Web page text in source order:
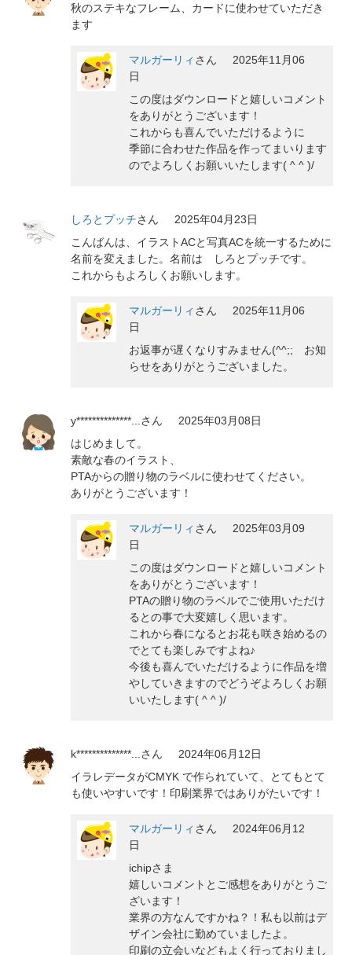
秋のステキなフレーム、カードに使わせていただき
ます
マルガーリィ さん
2025年11月06
日
この度はダウンロードと嬉しいコメント
をありがとうございます！
これからも喜んでいただけるように
季節に合わせた作品を作ってまいります
のでよろしくお願いいたします( ^ ^ )/
しろとプッチさん
2025年04月23日
こんばんは、イラストACと写真ACを統一するために
名前を変えました。名前は しろとプッチです。
これからもよろしくお願いします。
マルガーリィ さん
2025年11月06
日
お返事が遅くなりすみません(^^;; お知
らせをありがとうございました。
y**************... さん
2025年03月08日
はじめまして。
素敵な春のイラスト、
PTAからの贈り物のラベルに使わせてください。
ありがとうございます！
マルガーリィ さん
2025年03月09
日
この度はダウンロードと嬉しいコメント
をありがとうございます！
PTAの贈り物のラベルでご使用いただけ
るとの事で大変嬉しく思います。
これから春になるとお花も咲き始めるの
でとても楽しみですよね♪
今後も喜んでいただけるように作品を増
やしていきますのでどうぞよろしくお願
いいたします( ^ ^ )/
k**************... さん
2024年06月12日
イラレデータがCMYK で作られていて、とてもとて
も使いやすいです！印刷業界ではありがたいです！
マルガーリィ さん
2024年06月12
日
ichipさま
嬉しいコメントとご感想をありがとうご
ざいます！
業界の方なんですかね？！私も以前はデ
ザイン会社に勤めていましたよ。
印刷の立会いなどもよく行っておりまし